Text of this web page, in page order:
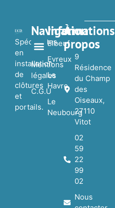
Spécialistes
en
installation
de
clôtures
et
portails.
Navigation
Mentions
légales
C.G.U
Informations
Elbeuf
Evreux
Le
Havre
Le
Neubourg
À
propos
9
Résidence
du Champ
des
Oiseaux,
27110
Vitot
02
59
22
99
02
Nous